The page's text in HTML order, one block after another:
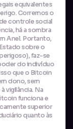
equivalentes
Corremos o
controle social
há a sombra
Anel. Portanto,
sobre o
faz-se
do indivíduo
que o Bitcoin
dono, sem
vigilância. Na
funciona e
superior
quanto às